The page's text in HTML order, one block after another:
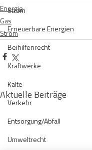
Strom
Erneuerbare Energien
Beihilfenrecht
Kraftwerke
Kälte
Verkehr
Entsorgung/Abfall
Umweltrecht
Energie
Gas
Strom
Aktuelle Beiträge